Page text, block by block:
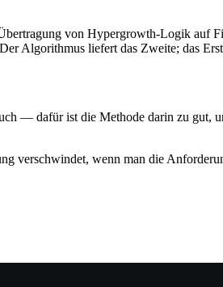
von Hypergrowth-Logik auf
Algorithmus liefert das Zweite; das
— dafür ist die Methode darin zu gut,
verschwindet, wenn man die